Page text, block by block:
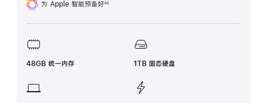
为 Apple 智能预备好∆∆
48GB 统一内存 1TB 固态硬盘